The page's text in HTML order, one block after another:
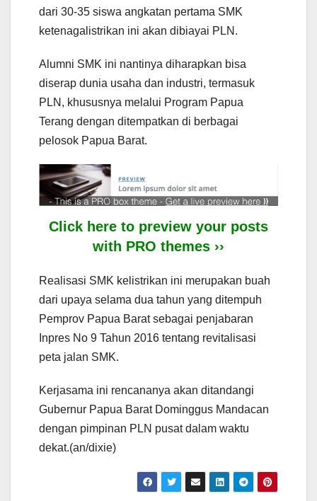
dari 30-35 siswa angkatan pertama SMK
ketenagalistrikan ini akan dibiayai PLN.
Alumni SMK ini nantinya diharapkan bisa
diserap dunia usaha dan industri, termasuk
PLN, khususnya melalui Program Papua
Terang dengan ditempatkan di berbagai
pelosok Papua Barat.
Click here to preview your posts
with PRO themes ››
Realisasi SMK kelistrikan ini merupakan buah
dari upaya selama dua tahun yang ditempuh
Pemprov Papua Barat sebagai penjabaran
Inpres No 9 Tahun 2016 tentang revitalisasi
peta jalan SMK.
Kerjasama ini rencananya akan ditandangi
Gubernur Papua Barat Dominggus Mandacan
dengan pimpinan PLN pusat dalam waktu
dekat.(an/dixie)